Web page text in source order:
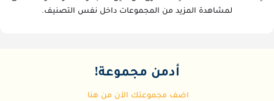
لمشاهدة المزيد من المجموعات داخل نفس التصنيف.
أدمن مجموعة!
اضف مجموعتك الآن من هنا